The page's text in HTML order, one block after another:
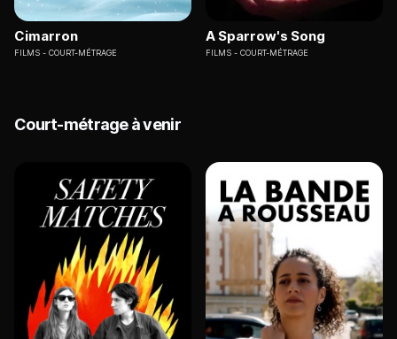
Cimarron
FILMS COURT-MÉTRAGE
A Sparrow's Song
FILMS COURT-MÉTRAGE
Court-métrage à venir